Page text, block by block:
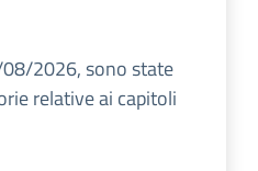
2026, sono state
relative ai capitoli